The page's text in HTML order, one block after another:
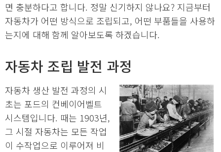
면 충분하다고 합니다. 정말 신기하지 않나요? 지금부터
자동차가 어떤 방식으로 조립되고, 어떤 부품들을 사용하
는지에 대해 함께 알아보도록 하겠습니다.
자동차 조립 발전 과정
자동차 생산 발전 과정의 시
초는 포드의 컨베이어벨트
시스템입니다. 때는 1903년,
그 시절 자동차는 모든 작업
이 수작업으로 이루어져 비